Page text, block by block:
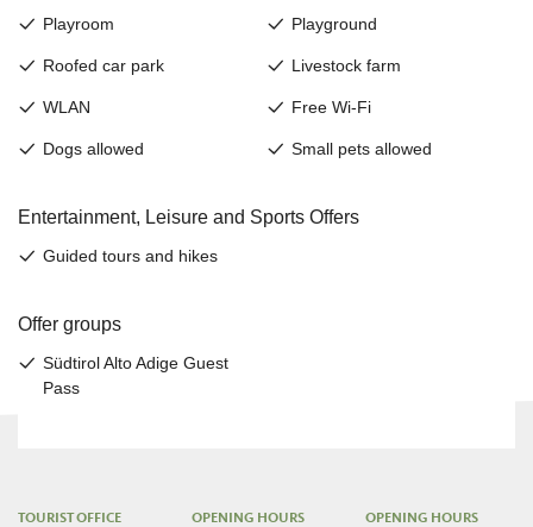
TOURIST OFFICE
OPENING HOURS
OPENING HOURS